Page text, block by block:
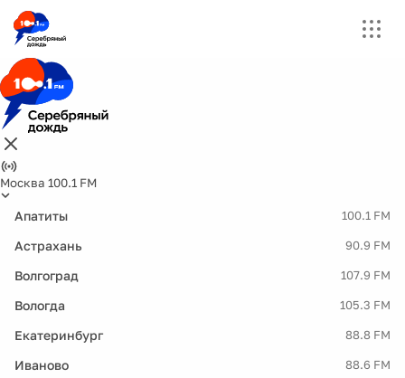
Москва 100.1 FM
Апатиты 100.1 FM
Астрахань 90.9 FM
Волгоград 107.9 FM
Вологда 105.3 FM
Екатеринбург 88.8 FM
Иваново 88.6 FM